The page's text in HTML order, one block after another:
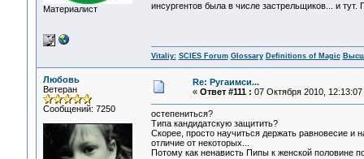
Материалист
инсургентов была в числе застрельщиков... и
Vitaliy: SCIES Forum Glossary Definitions of Magic
Любовь
Ветеран
Сообщений: 7250
Re: Ругаимси...
« Ответ #111 : 07 Октября 2010, 12:13:07
остепениться?
Типа кандидатскую защитить?
Скорее, просто научиться держать равновесие и
отличие от некоторых...
Потому как ненависть Пипы к женской половине